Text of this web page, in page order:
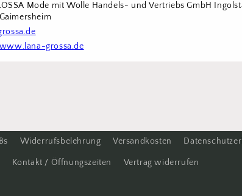
Mode mit Wolle Handels- und Vertriebs GmbH
grossa.de
Widerrufsbelehrung Versandkosten
Kontakt / Öffnungszeiten Vertrag widerrufen